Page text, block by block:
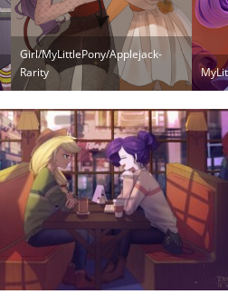
Girl/MyLittlePony/Applejack-
Rarity